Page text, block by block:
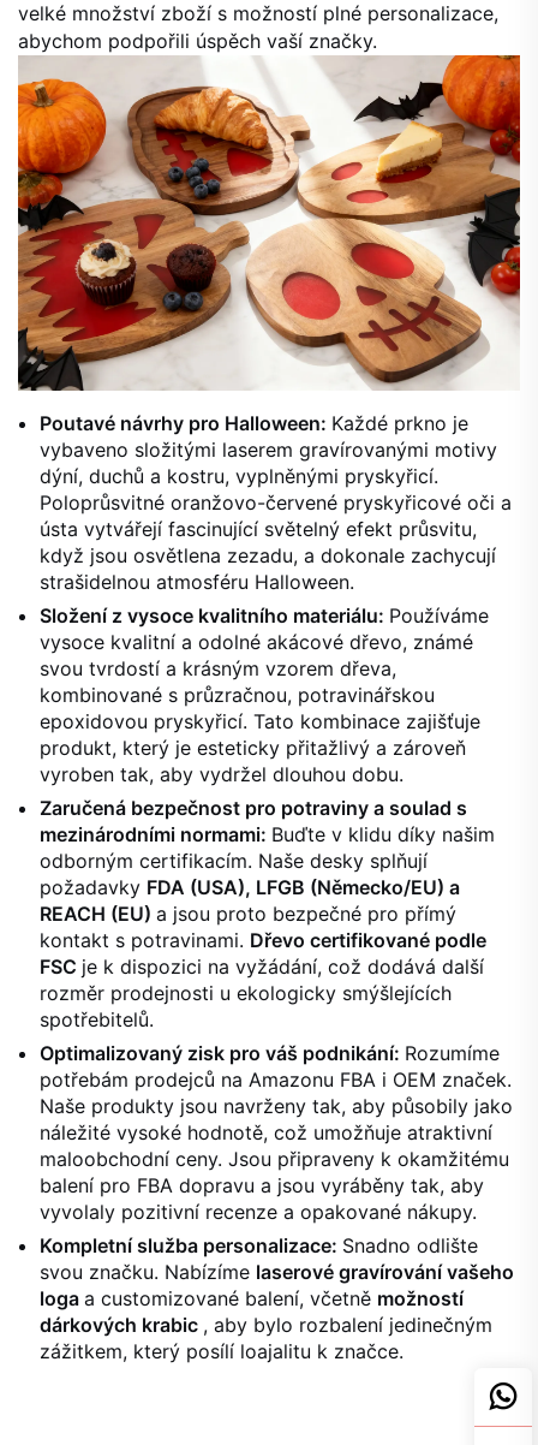
velké množství zboží s možností plné personalizace,
abychom podpořili úspěch vaší značky.
Poutavé návrhy pro Halloween: Každé prkno je
vybaveno složitými laserem gravírovanými motivy
dýní, duchů a kostru, vyplněnými pryskyřicí.
Poloprůsvitné oranžovo-červené pryskyřicové oči a
ústa vytvářejí fascinující světelný efekt průsvitu,
když jsou osvětlena zezadu, a dokonale zachycují
strašidelnou atmosféru Halloween.
Složení z vysoce kvalitního materiálu: Používáme
vysoce kvalitní a odolné akácové dřevo, známé
svou tvrdostí a krásným vzorem dřeva,
kombinované s průzračnou, potravinářskou
epoxidovou pryskyřicí. Tato kombinace zajišťuje
produkt, který je esteticky přitažlivý a zároveň
vyroben tak, aby vydržel dlouhou dobu.
Zaručená bezpečnost pro potraviny a soulad s
mezinárodními normami: Buďte v klidu díky našim
odborným certifikacím. Naše desky splňují
požadavky FDA (USA), LFGB (Německo/EU) a
REACH (EU) a jsou proto bezpečné pro přímý
kontakt s potravinami. Dřevo certifikované podle
FSC je k dispozici na vyžádání, což dodává další
rozměr prodejnosti u ekologicky smýšlejících
spotřebitelů.
Optimalizovaný zisk pro váš podnikání: Rozumíme
potřebám prodejců na Amazonu FBA i OEM značek.
Naše produkty jsou navrženy tak, aby působily jako
náležité vysoké hodnotě, což umožňuje atraktivní
maloobchodní ceny. Jsou připraveny k okamžitému
balení pro FBA dopravu a jsou vyráběny tak, aby
vyvolaly pozitivní recenze a opakované nákupy.
Kompletní služba personalizace: Snadno odlište
svou značku. Nabízíme laserové gravírování vašeho
loga a customizované balení, včetně možností
dárkových krabic , aby bylo rozbalení jedinečným
zážitkem, který posílí loajalitu k značce.